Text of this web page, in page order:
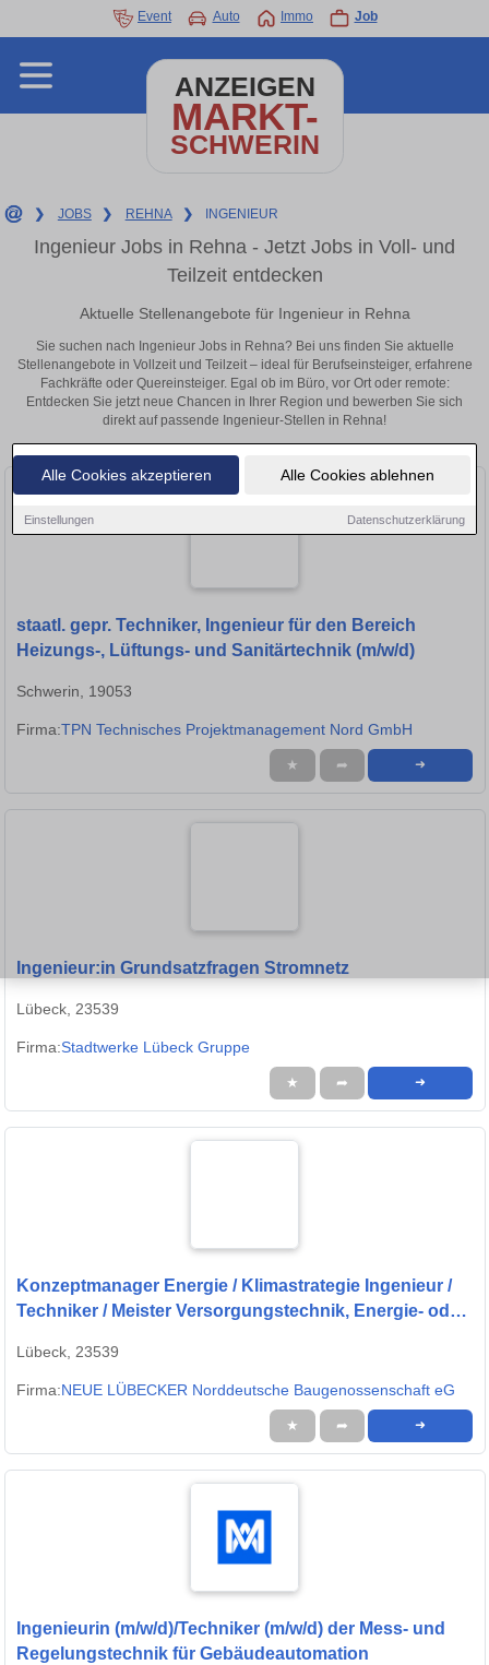
Alle Cookies akzeptieren Alle Cookies ablehnen
Einstellungen Datenschutzerklärung
Event Auto Immo Job
ANZEIGEN
MARKT-
SCHWERIN
❯ JOBS ❯ REHNA ❯ INGENIEUR
Ingenieur Jobs in Rehna - Jetzt Jobs in Voll- und
Teilzeit entdecken
Aktuelle Stellenangebote für Ingenieur in Rehna
Sie suchen nach Ingenieur Jobs in Rehna? Bei uns finden Sie aktuelle
Stellenangebote in Vollzeit und Teilzeit – ideal für Berufseinsteiger, erfahrene
Fachkräfte oder Quereinsteiger. Egal ob im Büro, vor Ort oder remote:
Entdecken Sie jetzt neue Chancen in Ihrer Region und bewerben Sie sich
direkt auf passende Ingenieur-Stellen in Rehna!
staatl. gepr. Techniker, Ingenieur für den Bereich
Heizungs-, Lüftungs- und Sanitärtechnik (m/w/d)
Schwerin, 19053
Firma:TPN Technisches Projektmanagement Nord GmbH
★ ➦ ➜
Ingenieur:in Grundsatzfragen Stromnetz
Lübeck, 23539
Firma:Stadtwerke Lübeck Gruppe
★ ➦ ➜
Konzeptmanager Energie / Klimastrategie Ingenieur /
Techniker / Meister Versorgungstechnik, Energie- oder
Lübeck, 23539
Firma:NEUE LÜBECKER Norddeutsche Baugenossenschaft eG
★ ➦ ➜
Ingenieurin (m/w/d)/Techniker (m/w/d) der Mess- und
Regelungstechnik für Gebäudeautomation